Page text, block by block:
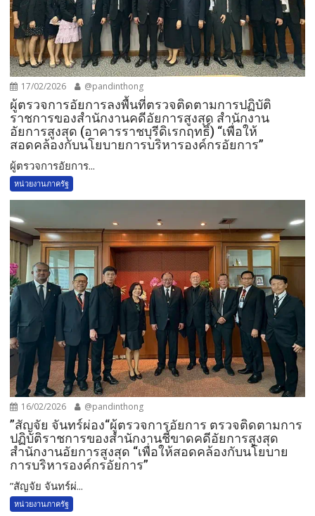
17/02/2026 @pandinthong
ผู้ตรวจการอัยการลงพื้นที่ตรวจติดตามการปฏิบัติ
ราชการของสำนักงานคดีอัยการสูงสุด สำนักงาน
อัยการสูงสุด (อาคารราชบุรีดิเรกฤทธิ์) “เพื่อให้
สอดคล้องกับนโยบายการบริหารองค์กรอัยการ”
ผู้ตรวจการอัยการ...
หน่วยงานภาครัฐ
16/02/2026 @pandinthong
”สัญจัย จันทร์ผ่อง“ผู้ตรวจการอัยการ ตรวจติดตามการ
ปฏิบัติราชการของสำนักงานชี้ขาดคดีอัยการสูงสุด
สำนักงานอัยการสูงสุด “เพื่อให้สอดคล้องกับนโยบาย
การบริหารองค์กรอัยการ”
”สัญจัย จันทร์ผ่...
หน่วยงานภาครัฐ